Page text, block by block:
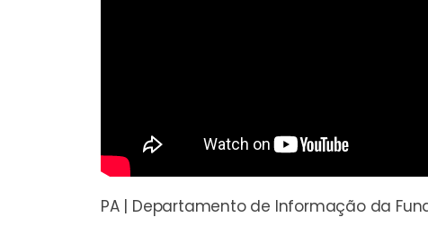
PA | Departamento de Informação da